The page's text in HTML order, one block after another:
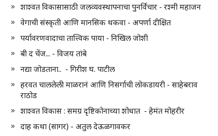
शाश्वत विकासासाठी जलव्यवस्थापनाचा पुनर्विचार - रश्मी महाजन
वेगाची संस्कृती आणि मानसिक थकवा - अपर्णा दीक्षित
पर्यावरणवादाचा तात्त्विक पाया - निखिल जोशी
बी द चेंज... - विजय तांबे
नद्या जोडताना.. - गिरीश घ. पाटील
हरवत चाललेली माळरानं आणि निसर्गाची लोकडायरी - साहेबराव
राठोड
शाश्वत विकास : समग्र दृष्टिकोनाच्या शोधात - हेमंत मोहरीर
दाह कथा (सागर) - अतुल देऊळगावकर